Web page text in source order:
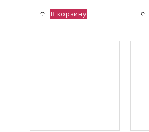
В корзину